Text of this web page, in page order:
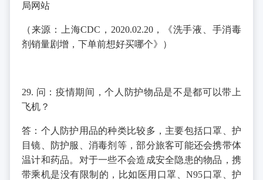
局网站
（来源：上海CDC，2020.02.20，《洗手液、手消毒
剂销量剧增，下单前想好买哪个》）
29. 问：疫情期间，个人防护物品是不是都可以带上
飞机？
答：个人防护用品的种类比较多，主要包括口罩、护
目镜、防护服、消毒剂等，部分旅客可能还会携带体
温计和药品。对于一些不会造成安全隐患的物品，携
带乘机是没有限制的，比如医用口罩、N95口罩、护